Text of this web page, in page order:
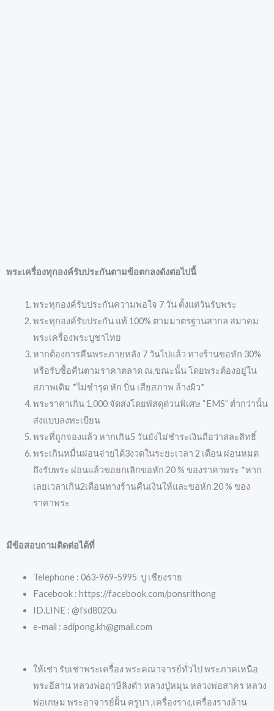
พระเครื่องทุกองค์รับประกันตามข้อตกลงดังต่อไปนี้
พระทุกองค์รับประกันความพอใจ 7 วัน ตั้งแต่วันรับพระ
พระทุกองค์รับประกัน แท้ 100% ตามมาตรฐานสากล สมาคม
พระเครื่องพระบูชาไทย
หากต้องการคืนพระภายหลัง 7 วันไปแล้ว ทางร้านขอหัก 30%
หรือรับซื้อคืนตามราคาตลาด ณ.ขณะนั้น โดยพระต้องอยู่ใน
สภาพเดิม *ไม่ชำรุด หัก บิ่น เสียสภาพ ล้างผิว*
พระราคาเกิน 1,000 จัดส่งโดยพัสดุด่วนพิเศษ “EMS” ต่ำกว่านั้น
ส่งแบบลงทะเบียน
พระที่ถูกจองแล้ว หากเกิน5 วันยังไม่ชำระเงินถือว่าสละสิทธิ์
พระเกินหมื่นผ่อนจ่ายได้3งวดในระยะเวลา 2 เดือน ผ่อนหมด
ถึงรับพระ ผ่อนแล้วขอยกเลิกขอหัก 20 % ของราคาพระ *หาก
เลยเวลาเกิน2เดือนทางร้านคืนเงินให้และขอหัก 20 % ของ
ราคาพระ
มีข้อสอบถามติดต่อได้ที่
Telephone : 063-969-5995 บู เชียงราย
Facebook : https://facebook.com/ponsrithong
ID.LINE : @fsd8020u
e-mail : adipong.kh@gmail.com
ให้เช่า รับเช่าพระเครื่อง พระคณาจารย์ทั่วไป พระภาคเหนือ
พระอีสาน หลวงพ่อฤาษีลิงดำ หลวงปู่หมุน หลวงพ่อสาคร หลวง
พ่อเกษม พระอาจารย์ฝั้น ครูบา ,เครื่องราง,เครื่องรางล้าน